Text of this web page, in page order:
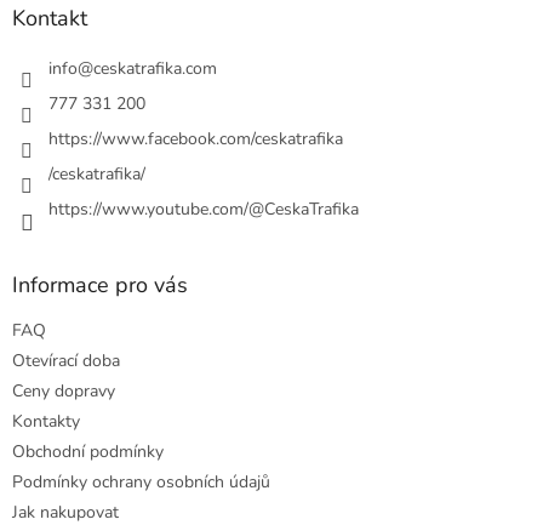
ý
s
Kontakt
info@ceskatrafika.com
777 331 200
https://www.facebook.com/ceskatrafika
/ceskatrafika/
https://www.youtube.com/@CeskaTrafika
Informace pro vás
FAQ
Otevírací doba
Ceny dopravy
Kontakty
Obchodní podmínky
Podmínky ochrany osobních údajů
Jak nakupovat